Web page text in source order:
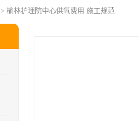
> 榆林护理院中心供氧费用 施工规范